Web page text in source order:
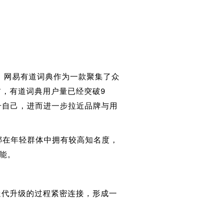
易有道词典作为一款聚集了众
有道词典用户量已经突破9
己，进而进一步拉近品牌与用
年轻群体中拥有较⾼知名度，
升级的过程紧密连接，形成一